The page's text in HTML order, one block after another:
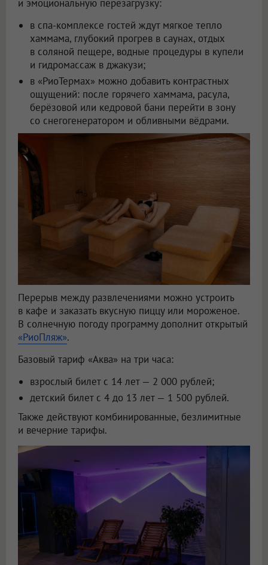
и эмоциональную перезагрузку:
в спа-комплексе гостей ждут мягкое тепло
хаммама, глубокий прогрев в саунах, отдых
в соляной пещере, водные процедуры в купели
и гидромассаж в джакузи;
в «РиоТермах» можно добавить контрастных
ощущений: после горячего хаммама, расула,
берёзовой или кедровой бани перейти в зону
со снегогенератором и обливными вёдрами.
Перерыв между развлечениями можно устроить
в кафе и заказать вкусную пиццу или мороженое.
В солнечную погоду программу дополнит открытый
«РиоПляж».
Базовый тариф «Аква» на три часа:
взрослый билет с 14 лет — 2 000 рублей;
детский билет с 4 до 13 лет — 1 500 рублей.
Также действуют комбинированные, безлимитные
и вечерние тарифы.